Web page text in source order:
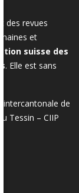
des revues
et
suisse des
. Elle est sans
intercantonale de
Tessin – CIIP